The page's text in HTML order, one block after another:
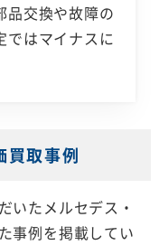
品交換や故障の
ではマイナスに
買取事例
いたメルセデス・
事例を掲載してい